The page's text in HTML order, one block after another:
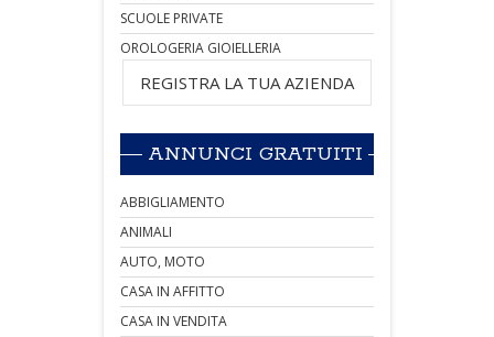
SCUOLE PRIVATE
OROLOGERIA GIOIELLERIA
REGISTRA LA TUA AZIENDA
ANNUNCI GRATUITI
ABBIGLIAMENTO
ANIMALI
AUTO, MOTO
CASA IN AFFITTO
CASA IN VENDITA